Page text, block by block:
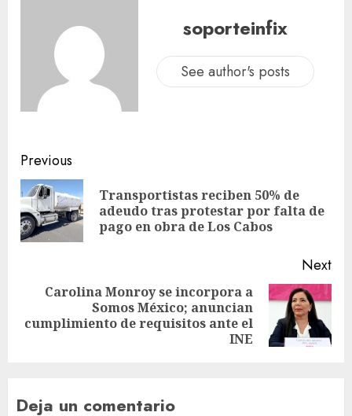
soporteinfix
See author's posts
Previous
Transportistas reciben 50% de
adeudo tras protestar por falta de
pago en obra de Los Cabos
Next
Carolina Monroy se incorpora a
Somos México; anuncian
cumplimiento de requisitos ante el
INE
Deja un comentario